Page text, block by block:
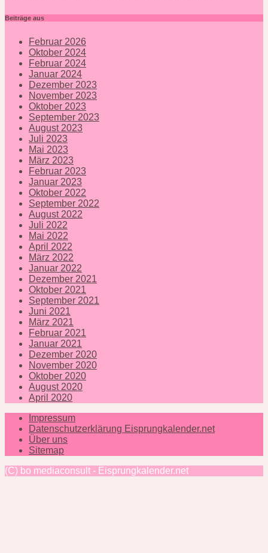
Beiträge aus
Februar 2026
Oktober 2024
Februar 2024
Januar 2024
Dezember 2023
November 2023
Oktober 2023
September 2023
August 2023
Juli 2023
Mai 2023
März 2023
Februar 2023
Januar 2023
Oktober 2022
September 2022
August 2022
Juli 2022
Mai 2022
April 2022
März 2022
Januar 2022
Dezember 2021
Oktober 2021
September 2021
Juni 2021
März 2021
Februar 2021
Januar 2021
Dezember 2020
November 2020
Oktober 2020
August 2020
April 2020
Impressum
Datenschutzerklärung Eisprungkalender.net
Über uns
Sitemap
(C) bo mediaconsult - Eisprungkalender.net